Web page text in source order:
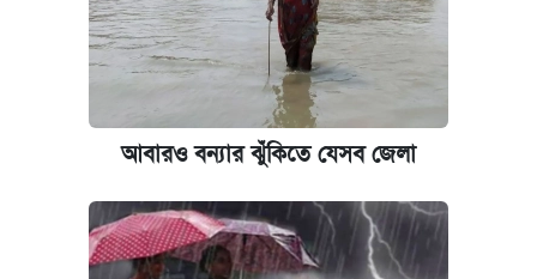
আবারও বন্যার ঝুঁকিতে যেসব জেলা